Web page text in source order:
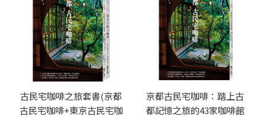
古民宅咖啡之旅套書(京都
古民宅咖啡+東京古民宅咖
京都古民宅咖啡：踏上古
都記憶之旅的43家咖啡館